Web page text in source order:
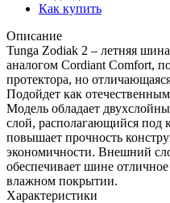
Как купить
Описание
Tunga Zodiak 2 – летняя
аналогом Cordiant Comfort,
протектора, но
Подойдет как
Модель обладает
слой, располагающийся под
повышает прочность
экономичности. Внешний
обеспечивает шине
влажном покрытии.
Характеристики